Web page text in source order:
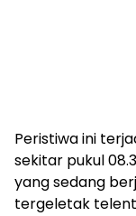
​Peristiwa ini
sekitar pukul
yang sedang
tergeletak